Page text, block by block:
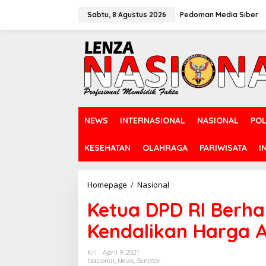
Sabtu, 8 Agustus 2026 Pedoman Media Siber
NEWS INTERNASIONAL NASIONAL
KESEHATAN OLAHRAGA PARIWISATA
Homepage / Nasional
t
u
a
D
Ketua DPD RI
Kendalikan Harga
Kri
April 9, 2021
Nasional, News, Senator